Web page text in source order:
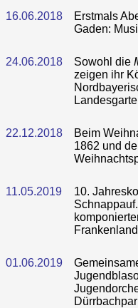
16.06.2018
Erstmals
Gaden:
24.06.2018 Sowohl die
zeigen ihr
22.12.2018
Beim
1862 und
11.05.2019
10.
01.06.2019